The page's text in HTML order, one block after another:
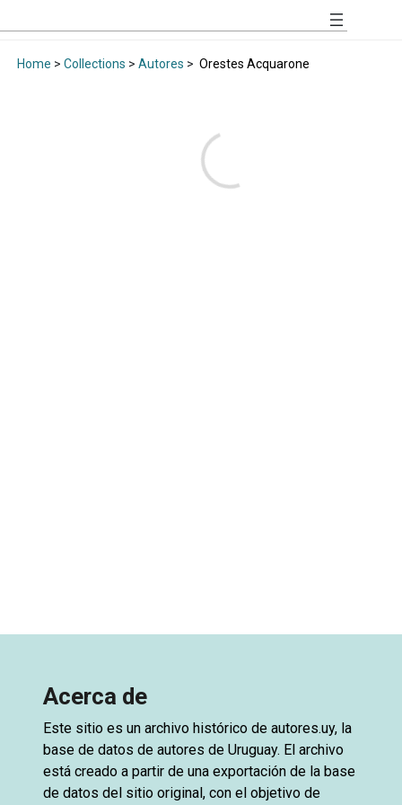
Home > Collections > Autores > Orestes Acquarone
Acerca de
Este sitio es un archivo histórico de autores.uy, la
base de datos de autores de Uruguay. El archivo
está creado a partir de una exportación de la base
de datos del sitio original, con el objetivo de